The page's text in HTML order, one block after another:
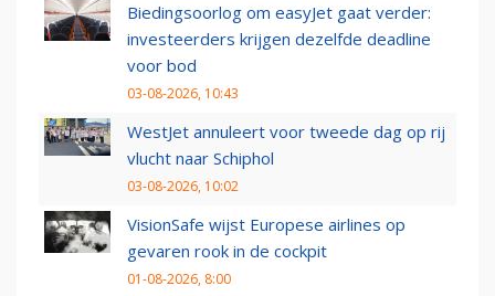
Biedingsoorlog om easyJet gaat verder:
investeerders krijgen dezelfde deadline
voor bod
03-08-2026, 10:43
WestJet annuleert voor tweede dag op rij
vlucht naar Schiphol
03-08-2026, 10:02
VisionSafe wijst Europese airlines op
gevaren rook in de cockpit
01-08-2026, 8:00